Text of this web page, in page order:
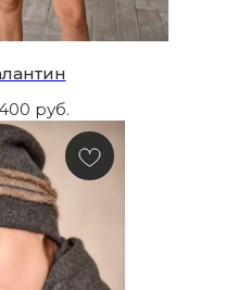
руб.